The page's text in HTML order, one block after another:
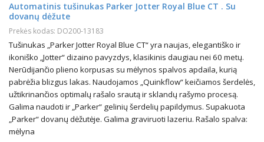
Automatinis tušinukas Parker Jotter Royal Blue CT . Su
dovanų dėžute
Prekės kodas: DO200-13183
Tušinukas „Parker Jotter Royal Blue CT“ yra naujas, elegantiško ir
ikoniško „Jotter“ dizaino pavyzdys, klasikinis daugiau nei 60 metų.
Nerūdijančio plieno korpusas su mėlynos spalvos apdaila, kurią
pabrėžia blizgus lakas. Naudojamos „Quinkflow“ keičiamos šerdelės,
užtikrinančios optimalų rašalo srautą ir sklandų rašymo procesą.
Galima naudoti ir „Parker“ gelinių šerdelių papildymus. Supakuota
„Parker“ dovanų dėžutėje. Galima graviruoti lazeriu. Rašalo spalva:
mėlyna